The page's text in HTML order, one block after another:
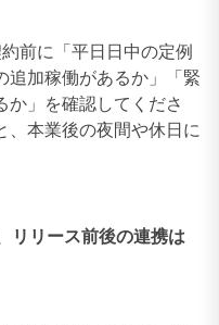
前に「平日日中の定例
追加稼働があるか」「緊
か」を確認してくださ
、本業後の夜間や休日に
リリース前後の連携は